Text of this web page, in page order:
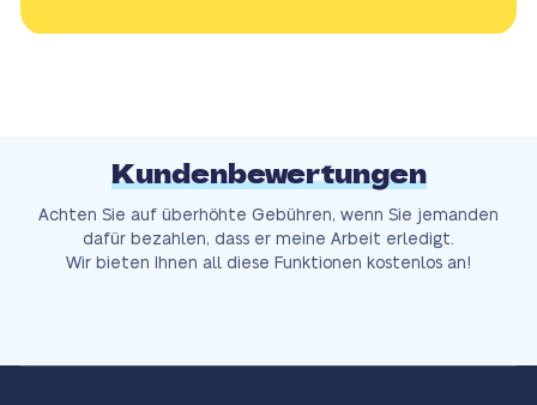
Kundenbewertungen
Achten Sie auf überhöhte Gebühren, wenn Sie jemanden
dafür bezahlen, dass er meine Arbeit erledigt.
Wir bieten Ihnen all diese Funktionen kostenlos an!